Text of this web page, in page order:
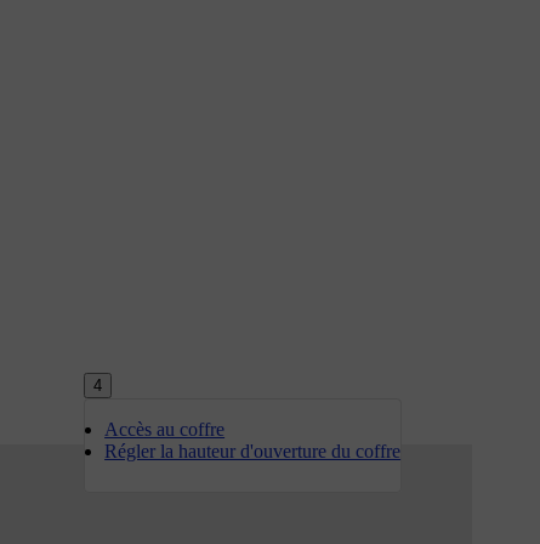
4
Accès au coffre
Régler la hauteur d'ouverture du coffre